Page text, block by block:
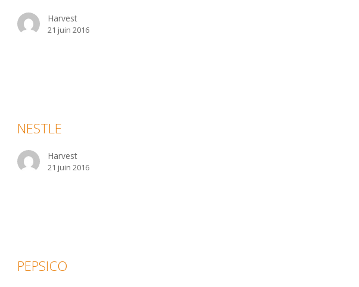
Harvest
21 juin 2016
NESTLE
Harvest
21 juin 2016
PEPSICO